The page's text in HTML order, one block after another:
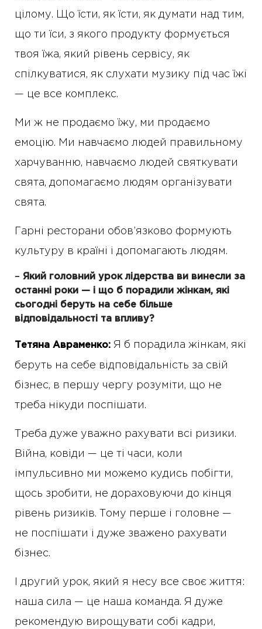
цілому. Що їсти, як їсти, як думати над тим,
що ти їси, з якого продукту формується
твоя їжа, який рівень сервісу, як
спілкуватися, як слухати музику під час їжі
— це все комплекс.
Ми ж не продаємо їжу, ми продаємо
емоцію. Ми навчаємо людей правильному
харчуванню, навчаємо людей святкувати
свята, допомагаємо людям організувати
свята.
Гарні ресторани обов’язково формують
культуру в країні і допомагають людям.
– Який головний урок лідерства ви винесли за
останні роки — і що б порадили жінкам, які
сьогодні беруть на себе більше
відповідальності та впливу?
Тетяна Авраменко: Я б порадила жінкам, які
беруть на себе відповідальність за свій
бізнес, в першу чергу розуміти, що не
треба нікуди поспішати.
Треба дуже уважно рахувати всі ризики.
Війна, ковіди — це ті часи, коли
імпульсивно ми можемо кудись побігти,
щось зробити, не дораховуючи до кінця
рівень ризиків. Тому перше і головне —
не поспішати і дуже зважено рахувати
бізнес.
І другий урок, який я несу все своє життя:
наша сила — це наша команда. Я дуже
рекомендую вирощувати собі кадри,